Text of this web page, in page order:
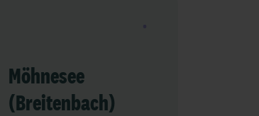
Möhnesee
(Breitenbach)